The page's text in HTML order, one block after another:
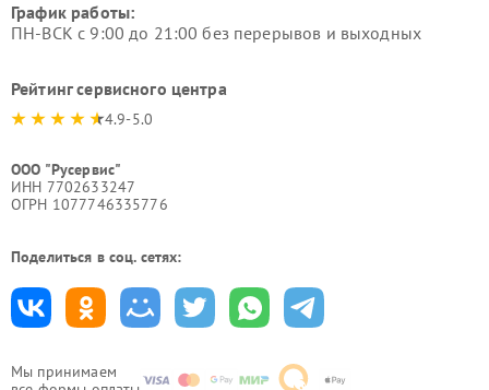
Мы принимаем
График работы:
ПН-ВСК с 9:00 до 21:00 без перерывов и выходных
Рейтинг сервисного центра
4.9-5.0
ООО "Русервис"
ИНН 7702633247
ОГРН 1077746335776
Поделиться в соц. сетях: